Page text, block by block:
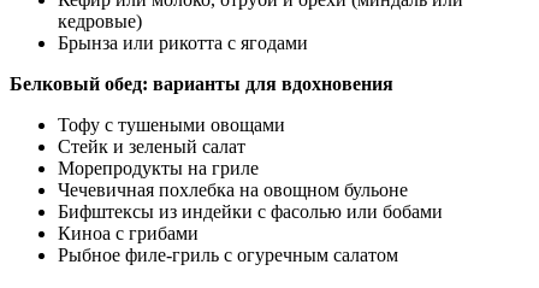
кедровые)
Брынза или рикотта с ягодами
Белковый обед: варианты для вдохновения
Тофу с тушеными овощами
Стейк и зеленый салат
Морепродукты на гриле
Чечевичная похлебка на овощном бульоне
Бифштексы из индейки с фасолью или бобами
Киноа с грибами
Рыбное филе-гриль с огуречным салатом